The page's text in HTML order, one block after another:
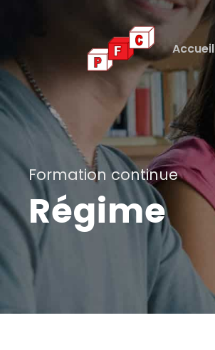
Accueil
Formation continue
Régime